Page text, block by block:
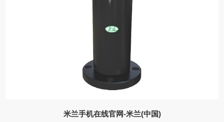
米兰手机在线官网-米兰(中国)